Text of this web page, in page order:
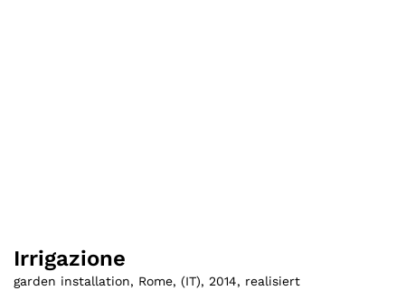
Irrigazione
garden installation, Rome, (IT), 2014, realisiert